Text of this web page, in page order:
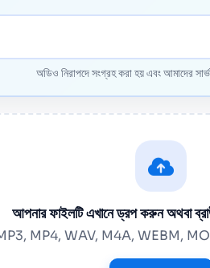
অডিও নিরাপদে সংগ্রহ করা হয় এবং আমাদের
আপনার ফাইলটি এখানে ড্রপ করুন অথবা
MP4, WAV, M4A, WEBM, MOV